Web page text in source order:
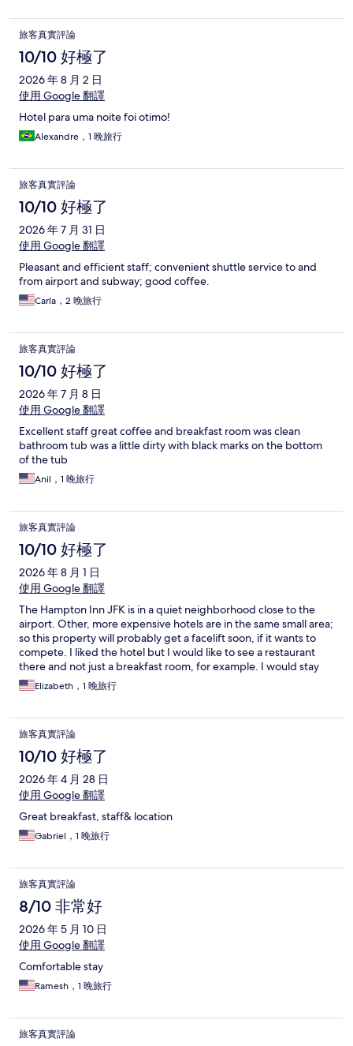
旅客真實評論
10/10 好極了
2026 年 8 月 2 日
使用 Google 翻譯
Hotel para uma noite foi otimo!
Alexandre，1 晚旅行
旅客真實評論
10/10 好極了
2026 年 7 月 31 日
使用 Google 翻譯
Pleasant and efficient staff; convenient shuttle service to and
from airport and subway; good coffee.
Carla，2 晚旅行
旅客真實評論
10/10 好極了
2026 年 7 月 8 日
使用 Google 翻譯
Excellent staff great coffee and breakfast room was clean
bathroom tub was a little dirty with black marks on the bottom
of the tub
Anil，1 晚旅行
旅客真實評論
10/10 好極了
2026 年 8 月 1 日
使用 Google 翻譯
The Hampton Inn JFK is in a quiet neighborhood close to the
airport. Other, more expensive hotels are in the same small area;
so this property will probably get a facelift soon, if it wants to
compete. I liked the hotel but I would like to see a restaurant
there and not just a breakfast room, for example. I would stay
there again though.
Elizabeth，1 晚旅行
旅客真實評論
10/10 好極了
2026 年 4 月 28 日
使用 Google 翻譯
Great breakfast, staff& location
Gabriel，1 晚旅行
旅客真實評論
8/10 非常好
2026 年 5 月 10 日
使用 Google 翻譯
Comfortable stay
Ramesh，1 晚旅行
旅客真實評論